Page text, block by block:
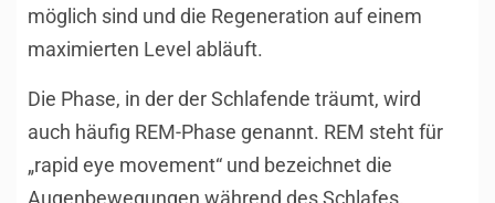
möglich sind und die Regeneration auf einem
maximierten Level abläuft.
Die Phase, in der der Schlafende träumt, wird
auch häufig REM-Phase genannt. REM steht für
„rapid eye movement“ und bezeichnet die
Augenbewegungen während des Schlafes.